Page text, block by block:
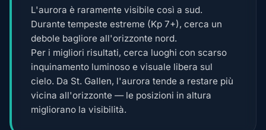
L'aurora è raramente visibile così a sud.
Durante tempeste estreme (Kp 7+), cerca un
debole bagliore all'orizzonte nord.
Per i migliori risultati, cerca luoghi con scarso
inquinamento luminoso e visuale libera sul
cielo. Da St. Gallen, l'aurora tende a restare più
vicina all'orizzonte — le posizioni in altura
migliorano la visibilità.